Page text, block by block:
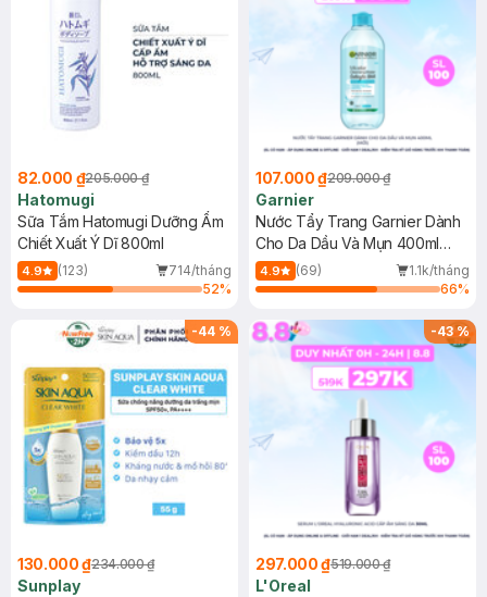
82.000 ₫205.000 ₫
Hatomugi
Sữa Tắm Hatomugi Dưỡng Ẩm
Chiết Xuất Ý Dĩ 800ml
4.9 (123)
714/tháng
52%
107.000 ₫209.000 ₫
Garnier
Nước Tẩy Trang Garnier Dành
Cho Da Dầu Và Mụn 400ml
(Mới)
4.9 (69)
1.1k/tháng
66%
-44 %
130.000 ₫234.000 ₫
Sunplay
-43%
297.000 ₫519.000 ₫
L'Oreal